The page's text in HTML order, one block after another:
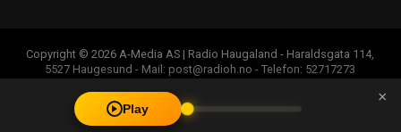
Copyright © 2026 A-Media AS | Radio Haugaland - Haraldsgata 114,
5527 Haugesund - Mail: post@radioh.no - Telefon: 52717273
Play
×